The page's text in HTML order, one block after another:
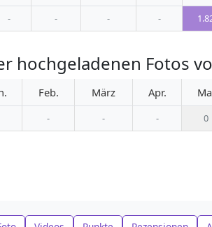
- - - -
Fotos von
Feb. März Apr.
- - - 0